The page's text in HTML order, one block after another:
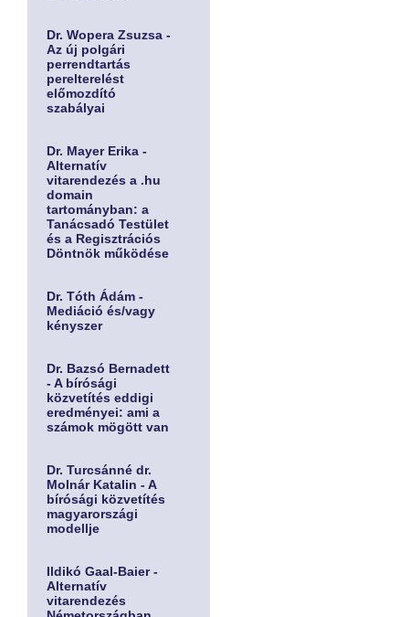
Dr. Wopera Zsuzsa -
Az új polgári
perrendtartás
perelterelést
előmozdító
szabályai
Dr. Mayer Erika -
Alternatív
vitarendezés a .hu
domain
tartományban: a
Tanácsadó Testület
és a Regisztrációs
Döntnök működése
Dr. Tóth Ádám -
Mediáció és/vagy
kényszer
Dr. Bazsó Bernadett
- A bírósági
közvetítés eddigi
eredményei: ami a
számok mögött van
Dr. Turcsánné dr.
Molnár Katalin - A
bírósági közvetítés
magyarországi
modellje
Ildikó Gaal-Baier -
Alternatív
vitarendezés